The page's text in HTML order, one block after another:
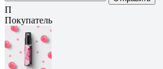
П
Покупатель